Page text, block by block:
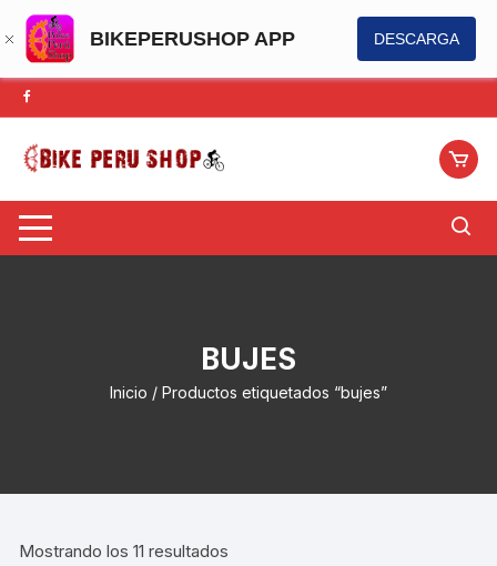
BIKEPERUSHOP APP DESCARGA
Saltar
al
contenido
BUJES
Inicio / Productos etiquetados “bujes”
Mostrando los 11 resultados